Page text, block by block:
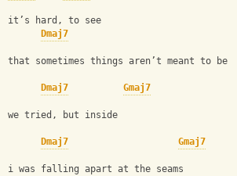
it’s hard, to see
Dmaj7
that sometimes things aren’t meant to be
Dmaj7 Gmaj7
we tried, but inside
Dmaj7 Gmaj7
i was falling apart at the seams